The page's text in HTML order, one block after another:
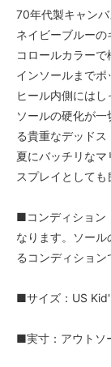
70年代製キャンバ
ネイビーブルー
コロールカラーで
インソールまでポ
ヒール内側にはし
ソールの硬化が
る貴重なデッドス
夏にバッチリな
スプレイとしても
■コンディション
なります。ソー
るコンディション
■サイズ：US
■実寸：アウトソ